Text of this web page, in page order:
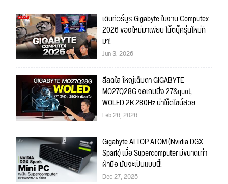
เดินทัวร์บูธ Gigabyte ในงาน Computex
2026 ของใหม่มาเพียบ โน้ตบุ๊ครุ่นใหม่ก็
มา!
Jun 3, 2026
สีสดใส ใหญ่เต็มตา GIGABYTE
MO27Q28G จอเกมมิ่ง 27&quot;
WOLED 2K 280Hz น่าใช้ดีไซน์สวย
Feb 26, 2026
Gigabyte AI TOP ATOM (Nvidia DGX
Spark) เมื่อ Supercomputer มีขนาดเท่า
ฝ่ามือ มันจะเป็นแบบนี้!
Dec 27, 2025